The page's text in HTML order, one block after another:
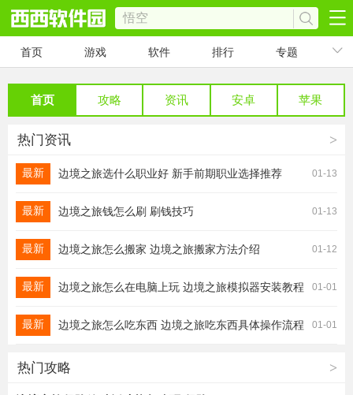
首页 游戏 软件 排行 专题
首页 攻略 资讯 安卓 苹果
热门资讯 >
最新 边境之旅选什么职业好 新手前期职业选择推荐 01-13
最新 边境之旅钱怎么刷 刷钱技巧 01-13
最新 边境之旅怎么搬家 边境之旅搬家方法介绍 01-12
最新 边境之旅怎么在电脑上玩 边境之旅模拟器安装教程 01-01
最新 边境之旅怎么吃东西 边境之旅吃东西具体操作流程 01-01
热门攻略 >